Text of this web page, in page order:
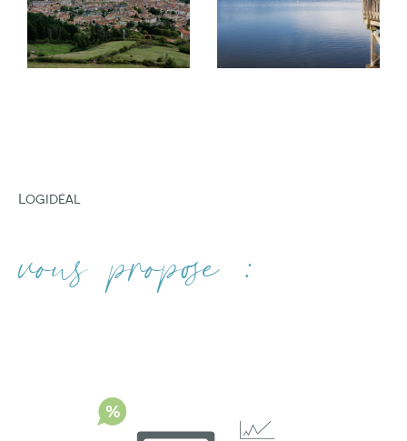
gestion locativeprofessionnelle.
Nous mettons également à votre disposition
Si vous recherchez à faire estimer votre bien
SUR-TURDINE. vous pouvez compter sur notre
Estimation immobilière à Tarare
Estimation immobilière à Lamure-sur-Azergues
Logidéal
vous propose :
FILTRER PAR